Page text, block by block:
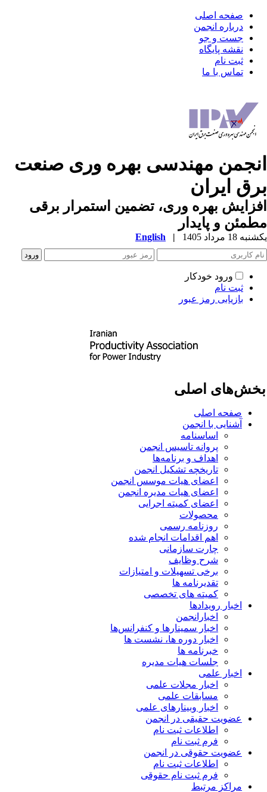
صفحه اصلی
درباره انجمن
جست و جو
نقشه پایگاه
ثبت نام
تماس با ما
مهندسی بهره وری صنعت
ایران
بهره وری، تضمین استمرار برقی
و پایدار
18 مرداد 1405 |
English
ورود خودکار
ثبت نام
بازیابی رمز عبور
اصلی
صفحه اصلی
آشنایی با انجمن
اساسنامه
پروانه تاسیس انجمن
اهداف و برنامه‌ها
تاریخچه تشکیل انجمن
اعضای هیات موسس انجمن
اعضای هیات مدیره انجمن
اعضای کمیته اجرایی
محصولات
روزنامه رسمی
اهم اقدامات انجام شده
چارت سازمانی
شرح وظایف
برخی تسهیلات و امتیازات
تقدیرنامه ها
کمیته های تخصصی
اخبار رویدادها
اخبارانجمن
اخبار سمینارها و کنفرانس‌ها
اخبار دوره ها، نشست ها
خبرنامه ها
جلسات هیات مدیره
اخبار علمی
اخبار مجلات علمی
مسابقات علمی
اخبار وبینارهای علمی
عضویت حقیقی در انجمن
اطلاعات ثبت نام
فرم ثبت نام
عضویت حقوقی در انجمن
اطلاعات ثبت نام
فرم ثبت نام حقوقی
مراکز مرتبط